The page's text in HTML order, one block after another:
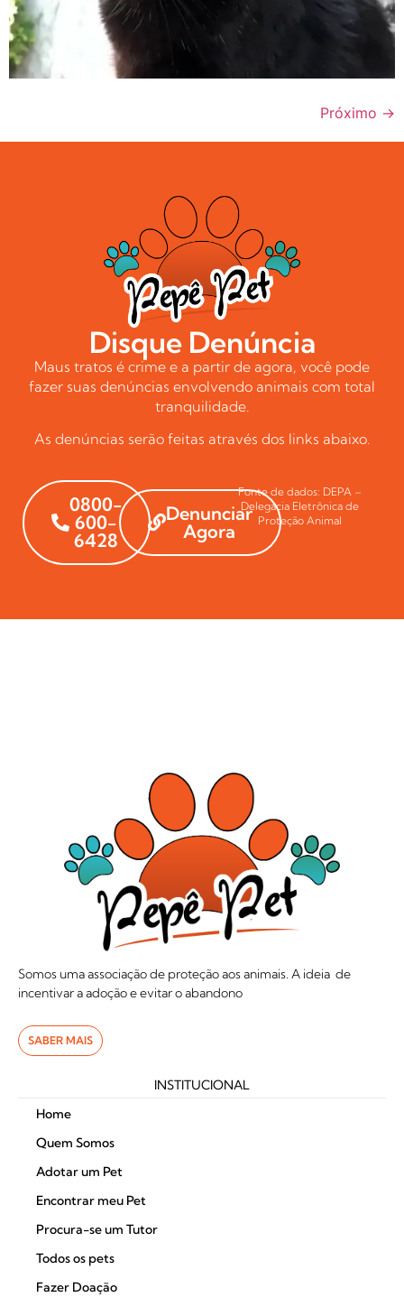
Próximo →
Disque Denúncia
Maus tratos é crime e a partir de agora, você pode
fazer suas denúncias envolvendo animais com total
tranquilidade.
As denúncias serão feitas através dos links abaixo.
0800-
600-
6428
Denunciar
Agora
Fonte de dados: DEPA –
Delegacia Eletrônica de
Proteção Animal
Somos uma associação de proteção aos animais. A ideia de
incentivar a adoção e evitar o abandono
SABER MAIS
INSTITUCIONAL
Home
Quem Somos
Adotar um Pet
Encontrar meu Pet
Procura-se um Tutor
Todos os pets
Fazer Doação